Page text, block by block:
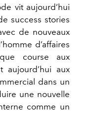
vit aujourd’hui
success stories
de nouveaux
d’affaires
course aux
aujourd’hui aux
dans un
une nouvelle
comme un